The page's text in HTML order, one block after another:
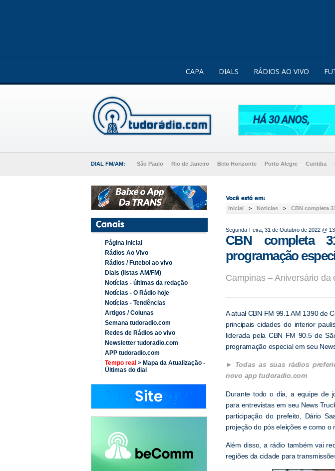
CAPA DIALS RÁDIOS AO VIVO
DIAL FM/AM: São Paulo Rio de Janeiro Belo Horizonte Porto Alegre Curitiba
Página inicial
Rádios Ao Vivo
Rádios / Futebol ao vivo
Dials (listas AM/FM)
Notícias - últimas da redação
Notícias - O Rádio hoje
Notícias - Tendências
Artigos / Colunas
Semana tudoradio.com
Redes de Rádios ao vivo
Newsletter tudoradio.com
APP tudoradio.com
Tempo real > Mapa da Atualização -
Últimas do dial
Inicial > Noticias > CBN completa
Segunda-Feira, 31 de Outubro de 2022 @
CBN completa
programação
Campinas – Aniversário
A atual CBN FM 99.1 AM 1390 de
principais cidades do interior
liderada pela CBN FM 90.5 de
programação especial em seu
Todas as suas rádios
novo app tudoradio.com
Durante todo o dia, a equipe de
para entrevistas em seu News
participação do prefeito, Dário
projeção do pós eleições e como o
Além disso, a rádio também vai
regiões da cidade para